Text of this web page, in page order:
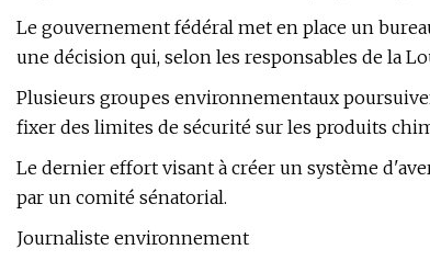
Le gouvernement fédéral met en place un
une décision qui, selon les responsables de la
Plusieurs groupes environnementaux
fixer des limites de sécurité sur les produits
Le dernier effort visant à créer un système
par un comité sénatorial.
Journaliste environnement